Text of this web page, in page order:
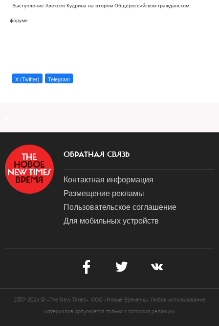
Выступление Алексея Кудрина на втором Общероссийском гражданском
форуме
X (Twitter) Telegram
ОБРАТНАЯ СВЯЗЬ
Контактная информация
Размещение рекламы
Пользовательское соглашение
Для мобильных устройств
2007-2024 © «The New Times». ООО «Новые Времена». Любое использование
материалов допускается только с согласия редакции.